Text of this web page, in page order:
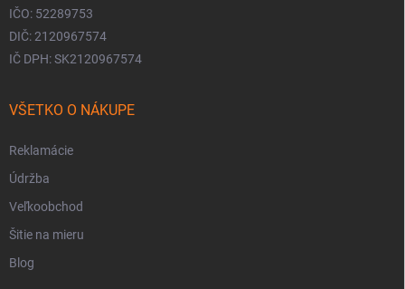
IČO: 52289753
DIČ: 2120967574
IČ DPH: SK2120967574
VŠETKO O NÁKUPE
Reklamácie
Údržba
Veľkoobchod
Šitie na mieru
Blog